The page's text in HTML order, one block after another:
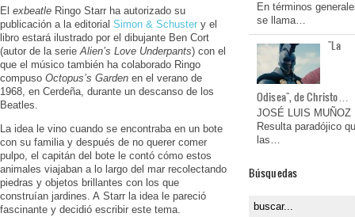
El exbeatle Ringo Starr ha autorizado su
publicación a la editorial Simon & Schuster y el
libro estará ilustrado por el dibujante Ben Cort
(autor de la serieAlien’s Love Underpants) con el
que el músico también ha colaborado Ringo
compuso Octopus’s Garden en el verano de
1968, en Cerdeña, durante un descanso de los
Beatles.
La idea le vino cuando se encontraba en un bote
con su familia y después de no querer comer
pulpo, el capitán del bote le contó cómo estos
animales viajaban a lo largo del mar recolectando
piedras y objetos brillantes con los que
construían jardines. A Starr la idea le pareció
fascinante y decidió escribir este tema.
En términos
se llama…
"La
Odisea", de Christo…
JOSÉ LUIS MUÑOZ
Resulta paradójico
las…
Búsquedas